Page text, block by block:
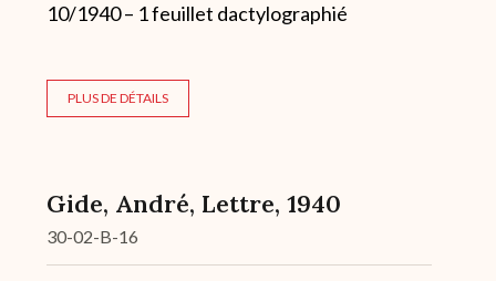
10/1940 – 1 feuillet dactylographié
PLUS DE DÉTAILS
Gide, André, Lettre, 1940
30-02-B-16